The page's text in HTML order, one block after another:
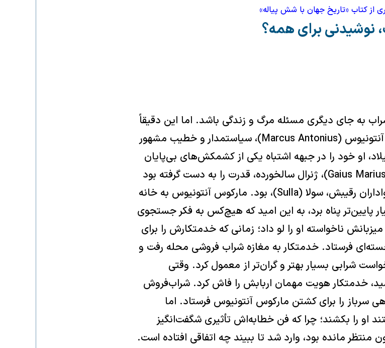
از کتاب «تاریخ جهان با شش پیاله»
نوشیدنی برای همه؟
به جای دیگری مسئله مرگ و زندگی باشد. اما این دقیقاً
همان چیزی بود که سرنوشت مارکوس آنتونیوس (Marcus Antonius)، سیاستمدار و خطیب مشهور
در سال ۸۷ پیش از میلاد، او خود را در جبهه اشتباه یکی از کشمکش‌های بی‌پایان
قدرت در روم یافت. گایوس ماریوس (Gaius Marius)، ژنرال سالخورده، قدرت را به دست گرفته بود
و به شکلی بی‌رحمانه در پی تعقیب هواداران رقیبش، سولا (Sulla)، بود. مارکوس آنتونیوس به خانه
پایین‌تر پناه برد، به این امید که هیچ‌کس به فکر جستجوی
ناخواسته او را لو داد؛ زمانی که خدمتکارش را برای
فرستاد. خدمتکار به مغازه شراب فروشی محله رفت و
شرابی بسیار بهتر و گران‌تر از معمول کرد. وقتی
خدمتکار هویت مهمان اربابش را فاش کرد. شراب‌فروش
سرباز را برای کشتن مارکوس آنتونیوس فرستاد. اما
او را بکشند؛ چرا که فن خطابه‌اش تأثیری شگفت‌انگیز
منتظر مانده بود، وارد شد تا ببیند چه اتفاقی افتاده است.